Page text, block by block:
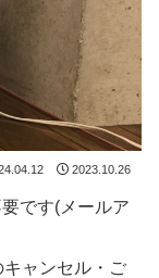
2023.10.26
です(メールア
ャンセル・ご